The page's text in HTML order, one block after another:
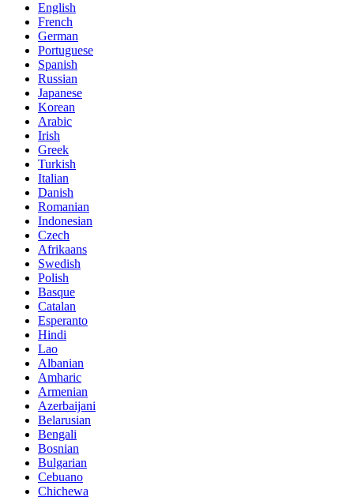
English
French
German
Portuguese
Spanish
Russian
Japanese
Korean
Arabic
Irish
Greek
Turkish
Italian
Danish
Romanian
Indonesian
Czech
Afrikaans
Swedish
Polish
Basque
Catalan
Esperanto
Hindi
Lao
Albanian
Amharic
Armenian
Azerbaijani
Belarusian
Bengali
Bosnian
Bulgarian
Cebuano
Chichewa